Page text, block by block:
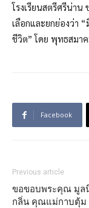
โรงเรียนสตรีศรีน่า
เลือกและยกย่องว่า
ชีวิต” โดย พุทธสมา
Facebook
Previous article
ขอขอบพระคุณ มู
กลิ่น คุณแม่กาบตุ้ม